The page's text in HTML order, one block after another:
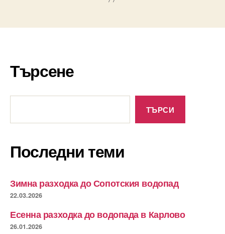
Търсене
ТЪРСИ
Последни теми
Зимна разходка до Сопотския водопад
22.03.2026
Есенна разходка до водопада в Карлово
26.01.2026